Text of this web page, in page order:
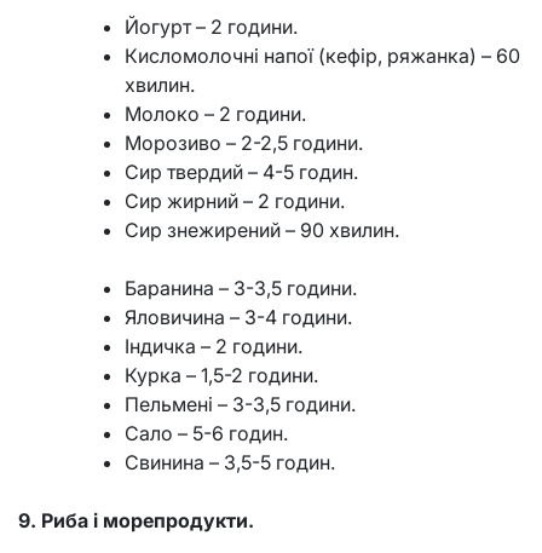
Йогурт – 2 години.
Кисломолочні напої (кефір, ряжанка) – 60
хвилин.
Молоко – 2 години.
Морозиво – 2-2,5 години.
Сир твердий – 4-5 годин.
Сир жирний – 2 години.
Сир знежирений – 90 хвилин.
Баранина – 3-3,5 години.
Яловичина – 3-4 години.
Індичка – 2 години.
Курка – 1,5-2 години.
Пельмені – 3-3,5 години.
Сало – 5-6 годин.
Свинина – 3,5-5 годин.
9. Риба і морепродукти.